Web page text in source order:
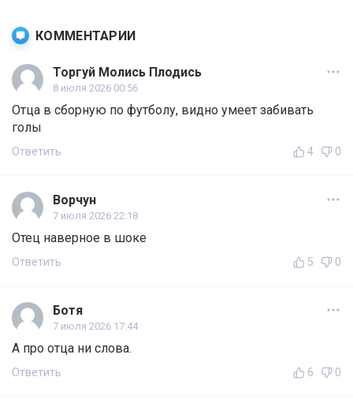
КОММЕНТАРИИ
Торгуй Молись Плодись
8 июля 2026 00:56
Отца в сборную по футболу, видно умеет забивать
голы
Ответить 4 0
Ворчун
7 июля 2026 22:18
Отец наверное в шоке
Ответить 5 0
Ботя
7 июля 2026 17:44
А про отца ни слова.
Ответить 6 0